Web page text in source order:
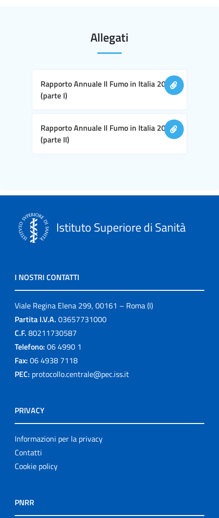
Allegati
Rapporto Annuale Il Fumo in Italia 2016
(parte I)
Rapporto Annuale Il Fumo in Italia 2016
(parte II)
Istituto Superiore di Sanità
I NOSTRI CONTATTI
Viale Regina Elena 299, 00161 – Roma (I)
Partita I.V.A. 03657731000
C.F. 80211730587
Telefono: 06 4990 1
Fax: 06 4938 7118
PEC: protocollo.centrale@pec.iss.it
PRIVACY
Informazioni per la privacy
Contatti
Cookie policy
PNRR